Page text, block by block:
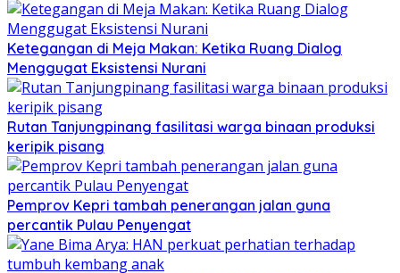
Ketegangan di Meja Makan: Ketika Ruang Dialog
Menggugat Eksistensi Nurani
Rutan Tanjungpinang fasilitasi warga binaan produksi
keripik pisang
Pemprov Kepri tambah penerangan jalan guna
percantik Pulau Penyengat